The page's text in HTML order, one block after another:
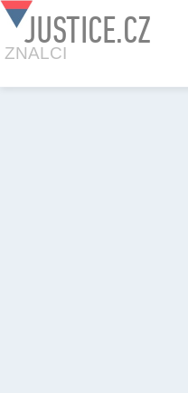
JUSTICE.CZ
ZNALCI